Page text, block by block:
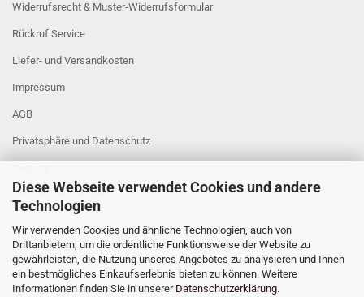
Diese Webseite verwendet Cookies und andere
Technologien
Wir verwenden Cookies und ähnliche Technologien, auch von
Drittanbietern, um die ordentliche Funktionsweise der Website zu
gewährleisten, die Nutzung unseres Angebotes zu analysieren und Ihnen
ein bestmögliches Einkaufserlebnis bieten zu können. Weitere
Informationen finden Sie in unserer Datenschutzerklärung.
Widerrufsrecht & Muster-Widerrufsformular
Rückruf Service
Liefer- und Versandkosten
Impressum
AGB
Privatsphäre und Datenschutz
Cookie Einstellungen